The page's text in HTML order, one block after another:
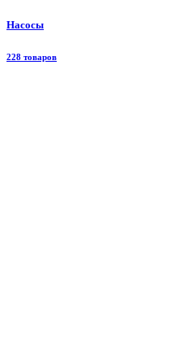
Насосы
228 товаров